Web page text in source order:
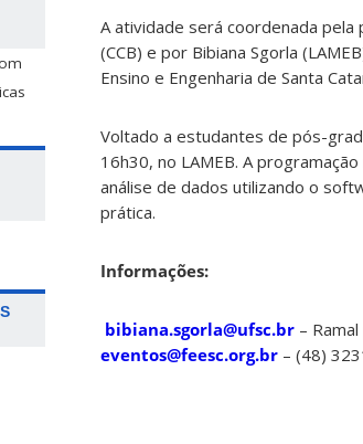
A atividade será coordenada pela
(CCB) e por Bibiana Sgorla
Ensino e Engenharia de Santa
Voltado a estudantes de pós-
16h30, no LAMEB. A
análise de dados utilizando o
prática.
Informações:
bibiana.sgorla@ufsc.br –
eventos@feesc.org.br – (48)